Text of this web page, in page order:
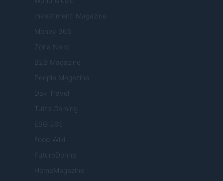
Investimenti Magazine
Money 365
Zona Nerd
B2B Magazine
People Magazine
Day Travel
Tutto Gaming
ESG 365
Food Wiki
FuturoDonna
HomeMagazine